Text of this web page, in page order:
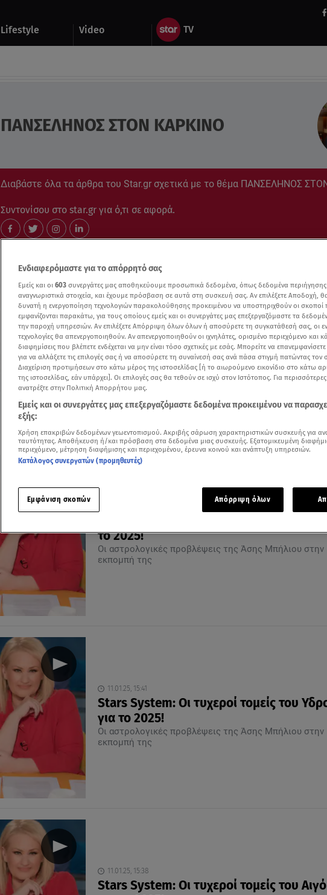
Lifestyle Video
ΠΑΝΣΕΛΗΝΟΣ ΣΤΟΝ ΚΑΡΚΙΝΟ
Διαβάστε όλα τα άρθρα του Star.gr σχετικά με το θέμα ΠΑΝΣΕΛΗΝΟΣ
Συντονίσου στο star.gr για ό,τι σε αφορά.
12.01.25, 13:19
Οι ερωτικές προβλέψεις για την
13/01/2025 – 19/01/2025
Η εβδομάδα ξεκινάει με ευχάριστες εκπλήξεις και
αναπάντεχες εξελίξεις
το 2025!
Οι αστρολογικές προβλέψεις της Άσης Μπήλιου στην
εκπομπή της
11.01.25, 15:41
Stars System: Οι τυχεροί τομείς του
για το 2025!
Οι αστρολογικές προβλέψεις της Άσης Μπήλιου στην
εκπομπή της
11.01.25, 15:38
Stars System: Οι τυχεροί τομείς του
Ενδιαφερόμαστε για το απόρρητό σας
Εμείς και οι 603 συνεργάτες μας αποθηκεύουμε προσωπικά δεδομένα, όπως δεδομένα
αναγνωριστικά στοιχεία, και έχουμε πρόσβαση σε αυτά στη συσκευή σας. Αν επιλέξετε Αποδοχή,
δυνατή η ενεργοποίηση τεχνολογιών παρακολούθησης προκειμένου να υποστηριχθούν οι σκοποί
εμφανίζονται παρακάτω, για τους οποίους εμείς και οι συνεργάτες μας επεξεργαζόμαστε τα
την παροχή υπηρεσιών. Αν επιλέξετε Απόρριψη όλων όλων ή αποσύρετε τη συγκατάθεσή σας, οι
τεχνολογίες θα απενεργοποιηθούν. Αν απενεργοποιηθούν οι ιχνηλάτες, ορισμένο περιεχόμενο και
διαφημίσεις που βλέπετε ενδέχεται να μην είναι τόσο σχετικές με εσάς. Μπορείτε να
για να αλλάξετε τις επιλογές σας ή να αποσύρετε τη συναίνεσή σας ανά πάσα στιγμή πατώντας τον
Διαχείριση προτιμήσεων στο κάτω μέρος της ιστοσελίδας [ή το αιωρούμενο εικονίδιο στο κάτω
της ιστοσελίδας, εάν υπάρχει]. Οι επιλογές σας θα τεθούν σε ισχύ στον Ιστότοπος. Για
ανατρέξτε στην Πολιτική Απορρήτου μας.
Εμείς και οι συνεργάτες μας επεξεργαζόμαστε δεδομένα προκειμένου να
εξής:
Χρήση επακριβών δεδομένων γεωεντοπισμού. Ακριβής σάρωση χαρακτηριστικών συσκευής για
ταυτότητας. Αποθήκευση ή/και πρόσβαση στα δεδομένα μιας συσκευής. Εξατομικευμένη
περιεχόμενο, μέτρηση διαφήμισης και περιεχομένου, έρευνα κοινού και ανάπτυξη υπηρεσιών.
Κατάλογος συνεργατών (προμηθευτές)
Εμφάνιση σκοπών Απόρριψη όλων